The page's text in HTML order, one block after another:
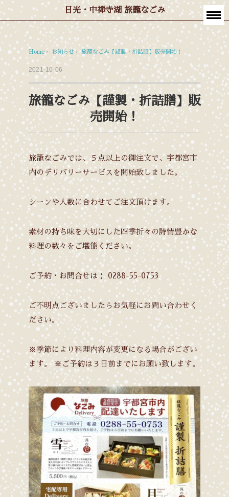
日光・中禅寺湖 旅籠なごみ
Home › お知らせ› 旅籠なごみ【謹製・折詰膳】販売開始！
2021-10-06
旅籠なごみ【謹製・折詰膳】販
売開始！
旅籠なごみでは、５点以上の御注文で、宇都宮市
内のデリバリーサービスを開始致しました。
シーンや人数に合わせてご注文頂けます。
素材の持ち味を大切にした四季折々の詩情豊かな
料理の数々をご堪能ください。
ご予約・お問合せは： 0288-55-0753
ご不明点ございましたらお気軽にお問い合わせく
ださい。
※季節により料理内容が変更になる場合がござい
ます。※ご予約は３日前までにお願い致します。